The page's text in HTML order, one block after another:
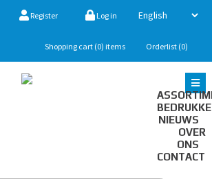
Register Log in
Shopping cart (0) items Orderlist (0)
NIEUWS
OVER
ONS
CONTACT